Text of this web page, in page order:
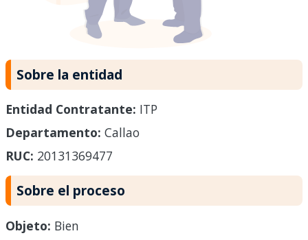
Sobre la entidad
Entidad Contratante: ITP
Departamento: Callao
RUC: 20131369477
Sobre el proceso
Objeto: Bien